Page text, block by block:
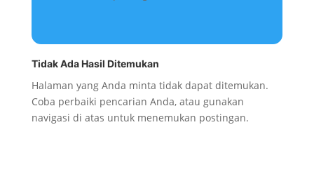
Tidak Ada Hasil Ditemukan
Halaman yang Anda minta tidak dapat ditemukan.
Coba perbaiki pencarian Anda, atau gunakan
navigasi di atas untuk menemukan postingan.